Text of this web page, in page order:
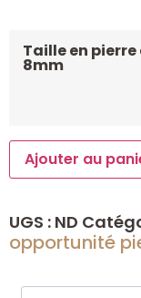
Taille en pierre
8mm
Ajouter au
UGS : ND
opportunité